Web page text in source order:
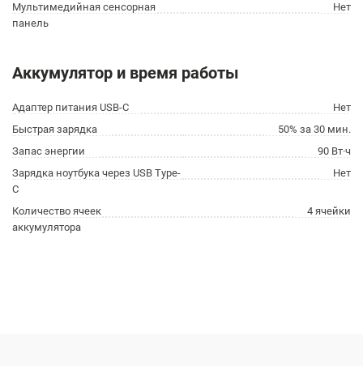
Мультимедийная сенсорная
панель
Нет
Аккумулятор и время работы
Адаптер питания USB-C
Нет
Быстрая зарядка
50% за 30 мин.
Запас энергии
90 Вт·ч
Зарядка ноутбука через USB Type-
C
Нет
Количество ячеек
аккумулятора
4 ячейки